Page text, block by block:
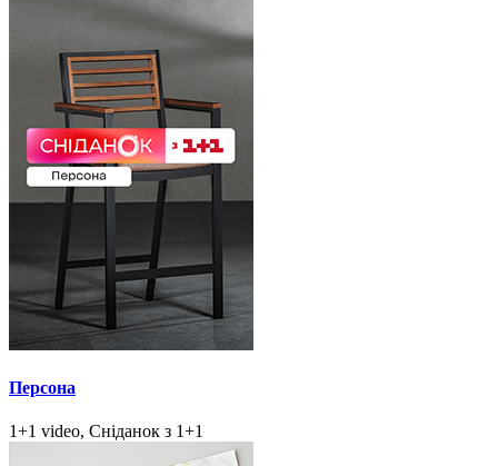
Персона
1+1 video, Сніданок з 1+1